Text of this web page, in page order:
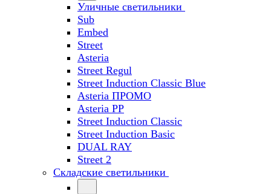
Уличные светильники
Sub
Embed
Street
Asteria
Street Regul
Street Induction Classic Blue
Asteria ПРОМО
Asteria PP
Street Induction Classic
Street Induction Basic
DUAL RAY
Street 2
Складские светильники